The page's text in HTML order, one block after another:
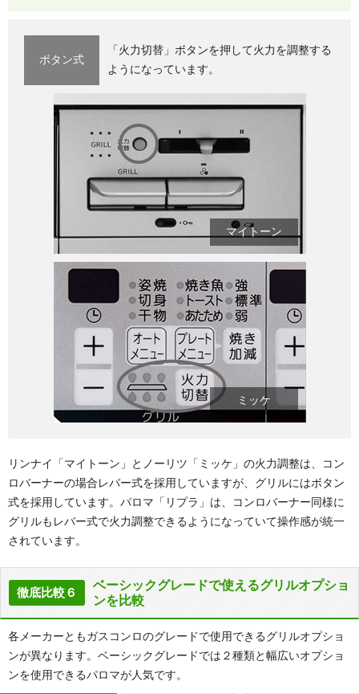
ボタン式
「火力切替」ボタンを押して火力を調整する
ようになっています。
マイトーン
ミッケ
リンナイ「マイトーン」とノーリツ「ミッケ」の火力調整は、コン
ロバーナーの場合レバー式を採用していますが、グリルにはボタン
式を採用しています。パロマ「リプラ」は、コンロバーナー同様に
グリルもレバー式で火力調整できるようになっていて操作感が統一
されています。
徹底比較６
ベーシックグレードで使えるグリルオプショ
ンを比較
各メーカーともガスコンロのグレードで使用できるグリルオプショ
ンが異なります。ベーシックグレードでは２種類と幅広いオプショ
ンを使用できるパロマが人気です。